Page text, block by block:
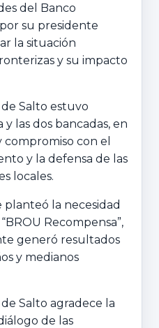
del Banco
su presidente
la situación
y su impacto
Salto estuvo
las dos bancadas, en
con el
y la defensa de las
locales.
la necesidad
Recompensa”,
generó resultados
y medianos
Salto agradece la
de las